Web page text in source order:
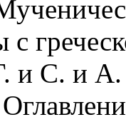
и С. и